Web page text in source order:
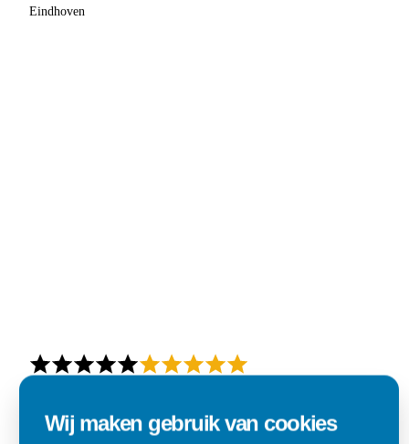
Eindhoven
Alles goed zo was afgesproken.
Wij maken gebruik van cookies